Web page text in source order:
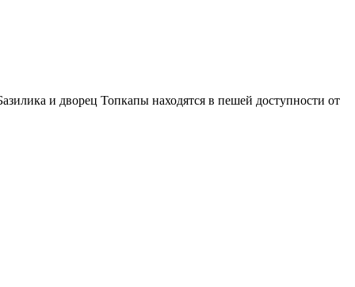
и дворец Топкапы находятся в пешей доступности от